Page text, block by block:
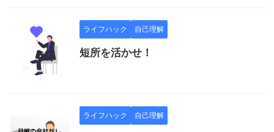
ライフハック 自己理解
短所を活かせ！
ライフハック 自己理解